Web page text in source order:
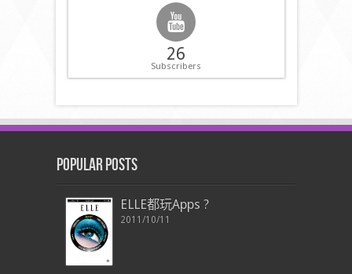
26
Subscribers
Popular Posts
ELLE都玩Apps ?
2011/10/11